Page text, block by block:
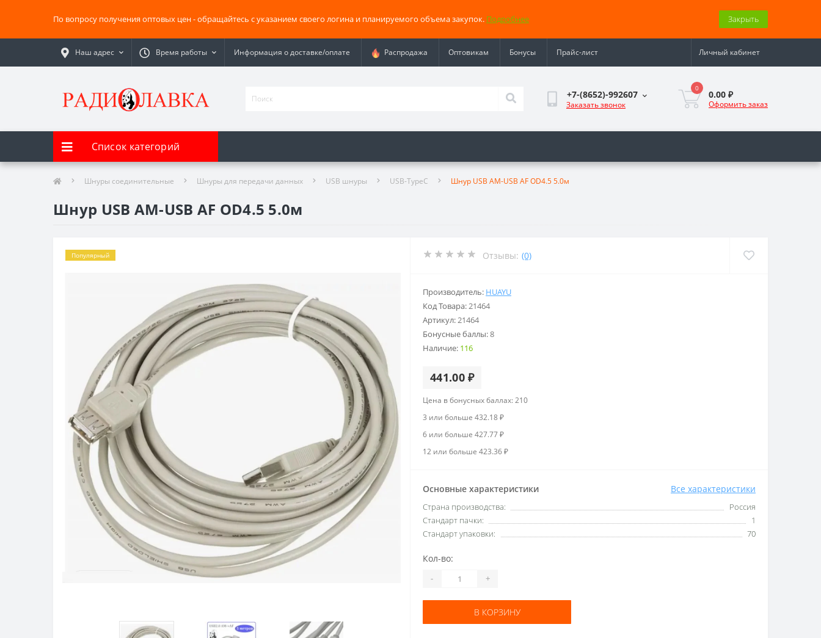
По вопросу получения оптовых цен - обращайтесь с указанием своего логина и планируемого объема закупок. Подробнее Закрыть
Наш адрес Время работы Информация о доставке/оплате Распродажа Оптовикам Бонусы Прайс-лист Личный кабинет
+7-(8652)-992607
Заказать звонок
0
0.00 ₽
Оформить заказ
Список категорий
Шнуры соединительные Шнуры для передачи данных USB шнуры USB-TypeC Шнур USB AM-USB AF OD4.5 5.0м
Шнур USB AM-USB AF OD4.5 5.0м
Популярный Отзывы: (0)
Производитель: HUAYU
Код Товара:21464
Артикул:21464
Бонусные баллы:8
Наличие: 116
441.00 ₽
Цена в бонусных баллах: 210
3 или больше 432.18 ₽
6 или больше 427.77 ₽
12 или больше 423.36 ₽
Основные характеристики Все характеристики
Страна производства:
Россия
Стандарт пачки:
1
Стандарт упаковки:
70
Кол-во:
- +
В КОРЗИНУ